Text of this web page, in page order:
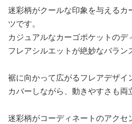
迷彩柄がクールな印象を与えるカ
ツです。
カジュアルなカーゴポケットの
フレアシルエットが絶妙なバラン
裾に向かって広がるフレアデザイ
カバーしながら、動きやすさも両
迷彩柄がコーディネートのアクセ